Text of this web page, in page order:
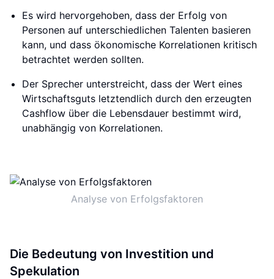
Es wird hervorgehoben, dass der Erfolg von
Personen auf unterschiedlichen Talenten basieren
kann, und dass ökonomische Korrelationen kritisch
betrachtet werden sollten.
Der Sprecher unterstreicht, dass der Wert eines
Wirtschaftsguts letztendlich durch den erzeugten
Cashflow über die Lebensdauer bestimmt wird,
unabhängig von Korrelationen.
Analyse von Erfolgsfaktoren
Die Bedeutung von Investition und
Spekulation